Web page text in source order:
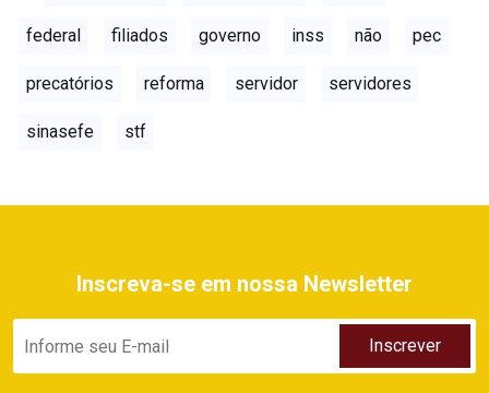
federal filiados governo inss não pec
precatórios reforma servidor servidores
sinasefe stf
Inscreva-se em nossa Newsletter